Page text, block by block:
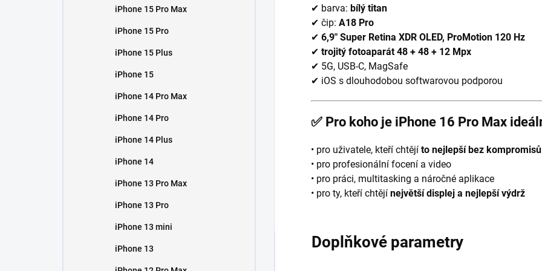
iPhone 15 Pro Max
iPhone 15 Pro
iPhone 15 Plus
iPhone 15
iPhone 14 Pro Max
iPhone 14 Pro
iPhone 14 Plus
iPhone 14
iPhone 13 Pro Max
iPhone 13 Pro
iPhone 13 mini
iPhone 13
✔ barva: bílý titan
✔ čip: A18 Pro
✔ 6,9″ Super Retina XDR OLED, ProMotion 120 Hz
✔ trojitý fotoaparát 48 + 48 + 12 Mpx
✔ 5G, USB-C, MagSafe
✔ iOS s dlouhodobou softwarovou podporou
✅ Pro koho je iPhone 16 Pro Max
• pro uživatele, kteří chtějí to nejlepší bez kompromisů
• pro profesionální focení a video
• pro práci, multitasking a náročné aplikace
• pro ty, kteří chtějí největší displej a nejlepší výdrž
Doplňkové parametry